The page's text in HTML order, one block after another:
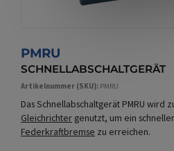
PMRU
SCHNELLABSCHALTGERÄT
Artikelnummer (SKU) PMRU
Das Schnellabschaltgerät PMRU wird
Gleichrichter genutzt, um ein
Federkraftbremse zu erreichen.